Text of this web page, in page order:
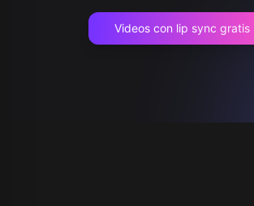
Videos con lip sync gratis